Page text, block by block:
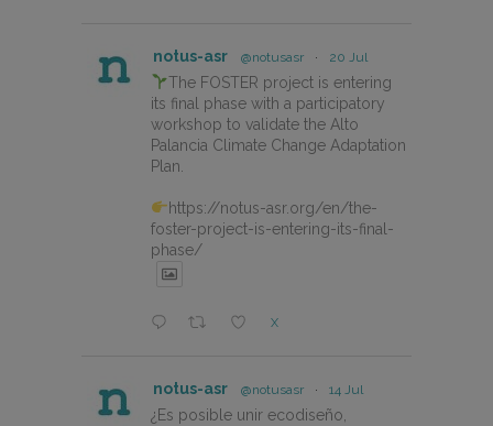
notus-asr @notusasr · 20 Jul
The FOSTER project is entering
its final phase with a participatory
workshop to validate the Alto
Palancia Climate Change Adaptation
Plan.
https://notus-asr.org/en/the-
foster-project-is-entering-its-final-
phase/
X
notus-asr @notusasr · 14 Jul
¿Es posible unir ecodiseño,